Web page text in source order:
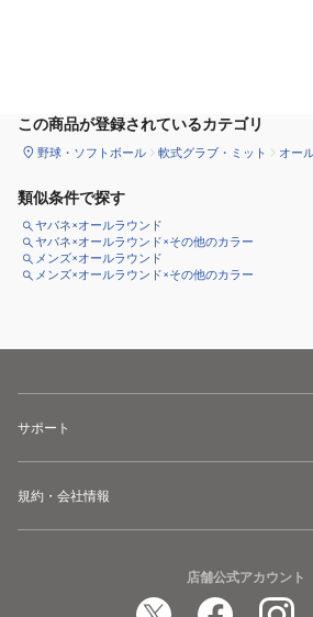
この商品が登録されているカテゴリ
野球・ソフトボール 軟式グラブ・ミット オー
類似条件で探す
ヤバネ×オールラウンド
ヤバネ×オールラウンド×その他のカラー
メンズ×オールラウンド
メンズ×オールラウンド×その他のカラー
サポート
規約・会社情報
店舗公式アカウント